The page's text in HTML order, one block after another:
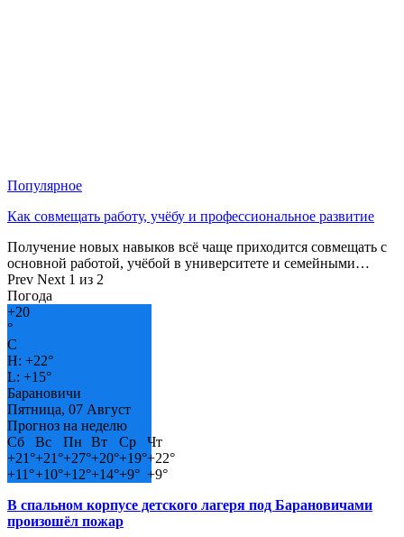
Популярное
Как совмещать работу, учёбу и профессиональное развитие
Получение новых навыков всё чаще приходится совмещать с
основной работой, учёбой в университете и семейными…
Prev Next 1 из 2
Погода
+20
°
C
H: +22°
L: +15°
Барановичи
Пятница, 07 Август
Прогноз на неделю
Сб
Вс Пн Вт Ср
Чт
+21°+21°+27°+20°+19°+22°
+11°+10°+12°+14°+9° +9°
В спальном корпусе детского лагеря под Барановичами
произошёл пожар